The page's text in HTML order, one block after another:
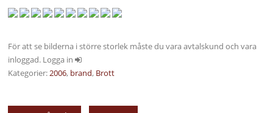
För att se bilderna i större storlek måste du vara avtalskund och vara
inloggad. Logga in
Kategorier:2006, brand, Brott